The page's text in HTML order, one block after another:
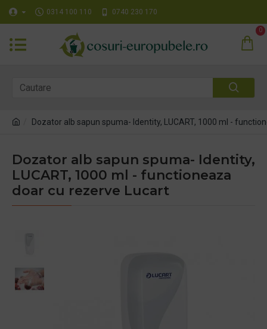
0314 100 110 0740 230 170
0
Dozator alb sapun spuma- Identity, LUCART, 1000 ml -
Dozator alb sapun spuma- Identity,
LUCART, 1000 ml - functioneaza
doar cu rezerve Lucart